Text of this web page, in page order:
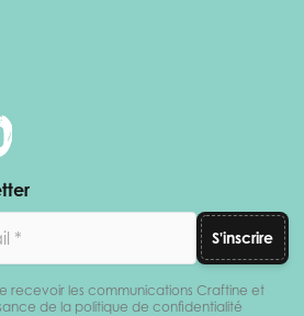
S'inscrire
recevoir les communications Craftine et
de la politique de confidentialité